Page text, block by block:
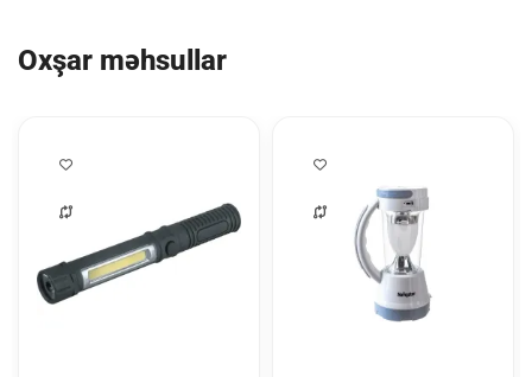
Oxşar məhsullar